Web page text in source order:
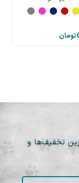
تومان
تخفیف‌ها و